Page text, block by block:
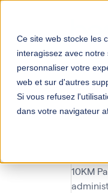
Ce site web stocke les
interagissez avec
personnaliser votre
web et sur d'autres
Si vous refusez
dans votre navigateur
10KM